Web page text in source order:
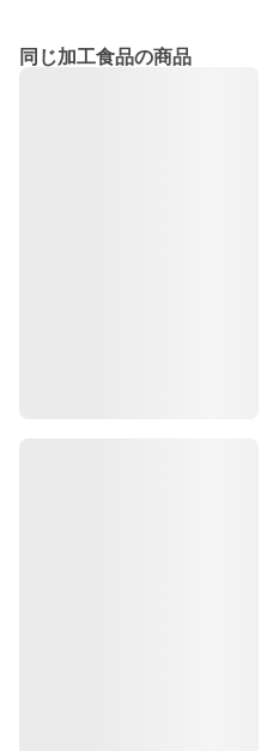
同じ加工食品の商品